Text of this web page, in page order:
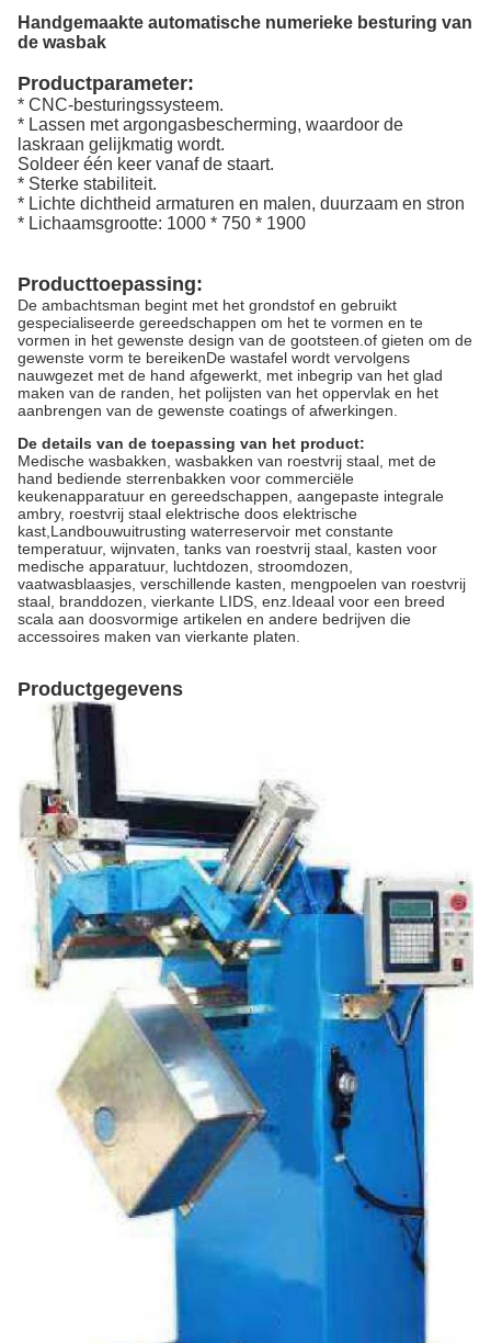
Handgemaakte automatische numerieke besturing van
de wasbak
Productparameter:
* CNC-besturingssysteem.
* Lassen met argongasbescherming, waardoor de
laskraan gelijkmatig wordt.
Soldeer één keer vanaf de staart.
* Sterke stabiliteit.
* Lichte dichtheid armaturen en malen, duurzaam en stron
* Lichaamsgrootte: 1000 * 750 * 1900
Producttoepassing:
De ambachtsman begint met het grondstof en gebruikt
gespecialiseerde gereedschappen om het te vormen en te
vormen in het gewenste design van de gootsteen.of gieten om de
gewenste vorm te bereikenDe wastafel wordt vervolgens
nauwgezet met de hand afgewerkt, met inbegrip van het glad
maken van de randen, het polijsten van het oppervlak en het
aanbrengen van de gewenste coatings of afwerkingen.
De details van de toepassing van het product:
Medische wasbakken, wasbakken van roestvrij staal, met de
hand bediende sterrenbakken voor commerciële
keukenapparatuur en gereedschappen, aangepaste integrale
ambry, roestvrij staal elektrische doos elektrische
kast,Landbouwuitrusting waterreservoir met constante
temperatuur, wijnvaten, tanks van roestvrij staal, kasten voor
medische apparatuur, luchtdozen, stroomdozen,
vaatwasblaasjes, verschillende kasten, mengpoelen van roestvrij
staal, branddozen, vierkante LIDS, enz.Ideaal voor een breed
scala aan doosvormige artikelen en andere bedrijven die
accessoires maken van vierkante platen.
Productgegevens